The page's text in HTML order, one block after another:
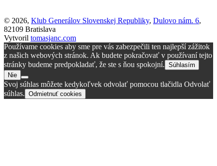
© 2026, Klub Generálov Slovenskej Republiky, Dulovo nám. 6,
82109 Bratislava
Vytvoril tomasjanc.com
Používame cookies aby sme pre vás zabezpečili ten najlepší zážitok
z našich webových stránok. Ak budete pokračovať v používaní tejto
stránky budeme predpokladať, že ste s ňou spokojní. Súhlasím
Nie
Svoj súhlas môžete kedykoľvek odvolať pomocou tlačidla Odvolať
súhlas. Odmietnuť cookies